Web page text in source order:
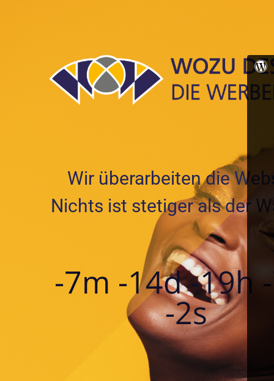
Wir überarbeiten die
Nichts ist stetiger als der
-7m -14d -19h
-2s